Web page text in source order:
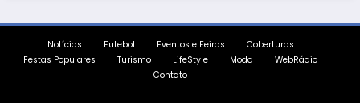
Notícias Futebol Eventos e Feiras
Coberturas
Festas Populares
Turismo LifeStyle Moda
WebRádio
Contato